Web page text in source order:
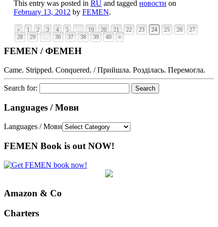
This entry was posted in RU and tagged новости on
February 13, 2012 by FEMEN.
« 1 2 3 4 5 … 19 20 21 22 23 24 25 26
27
28
29 … 36 37 38 39 40 »
FEMEN / ФЕМЕН
Came. Stripped. Conquered. / Прийшла. Розділась. Перемогла.
Search for:
Languages / Мови
Languages / Мови
FEMEN Book is out NOW!
Amazon & Co
Charters